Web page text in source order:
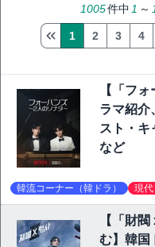
1005件中 1 ～
1 2 3 4
【「フ
ラマ紹介
スト・キ
など
韓流コーナー（韓ドラ） 現代
【「財
む】韓国